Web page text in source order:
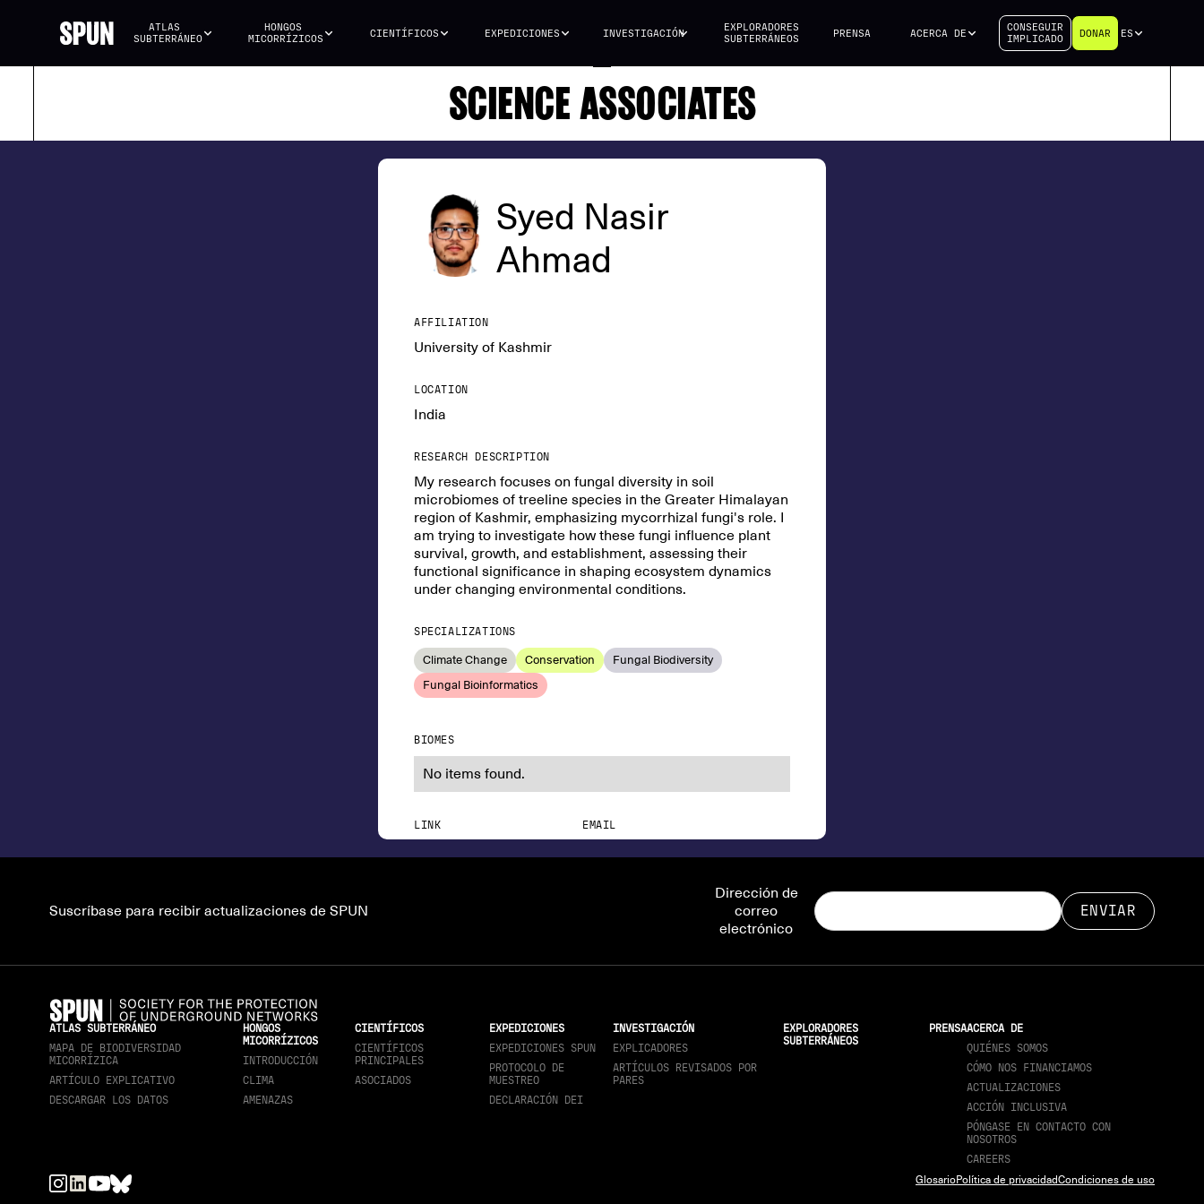
ATLAS
SUBTERRÁNEO
HONGOS
MICORRÍZICOS
CIENTÍFICOS EXPEDICIONES INVESTIGACIÓN
EXPLORADORES
SUBTERRÁNEOS
PRENSA ACERCA DE
CONSEGUIR
IMPLICADO
DONAR ES
SCIENCE ASSOCIATES
Syed Nasir
Ahmad
AFFILIATION
University of Kashmir
LOCATION
India
RESEARCH DESCRIPTION
My research focuses on fungal diversity in soil
microbiomes of treeline species in the Greater Himalayan
region of Kashmir, emphasizing mycorrhizal fungi's role. I
am trying to investigate how these fungi influence plant
survival, growth, and establishment, assessing their
functional significance in shaping ecosystem dynamics
under changing environmental conditions.
SPECIALIZATIONS
Climate Change Conservation
Fungal Biodiversity
Fungal Bioinformatics
BIOMES
No items found.
LINK EMAIL
Suscríbase para recibir actualizaciones de SPUN
Dirección de
correo
electrónico
ATLAS SUBTERRÁNEO
MAPA DE BIODIVERSIDAD
MICORRÍZICA
ARTÍCULO EXPLICATIVO
DESCARGAR LOS DATOS
HONGOS
MICORRÍZICOS
INTRODUCCIÓN
CLIMA
AMENAZAS
CIENTÍFICOS
CIENTÍFICOS
PRINCIPALES
ASOCIADOS
EXPEDICIONES
EXPEDICIONES SPUN
PROTOCOLO DE
MUESTREO
DECLARACIÓN DEI
INVESTIGACIÓN
EXPLICADORES
ARTÍCULOS REVISADOS POR
PARES
EXPLORADORES
SUBTERRÁNEOS
PRENSAACERCA DE
QUIÉNES SOMOS
CÓMO NOS FINANCIAMOS
ACTUALIZACIONES
ACCIÓN INCLUSIVA
PÓNGASE EN CONTACTO CON
NOSOTROS
CAREERS
GlosarioPolítica de privacidadCondiciones de uso